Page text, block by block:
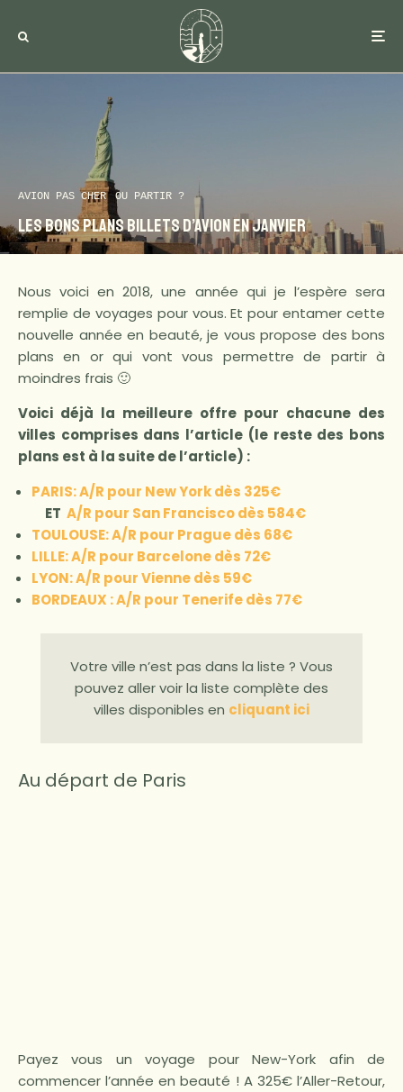
AVION PAS CHER OU PARTIR ?
Les bons plans billets d’avion en janvier
Nous voici en 2018, une année qui je l’espère sera
remplie de voyages pour vous. Et pour entamer cette
nouvelle année en beauté, je vous propose des bons
plans en or qui vont vous permettre de partir à
moindres frais 🙂
Voici déjà la meilleure offre pour chacune des
villes comprises dans l’article (le reste des bons
plans est à la suite de l’article) :
PARIS: A/R pour New York dès 325€
ET A/R pour San Francisco dès 584€
TOULOUSE: A/R pour Prague dès 68€
LILLE: A/R pour Barcelone dès 72€
LYON: A/R pour Vienne dès 59€
BORDEAUX : A/R pour Tenerife dès 77€
Votre ville n’est pas dans la liste ? Vous
pouvez aller voir la liste complète des
villes disponibles en cliquant ici
Au départ de Paris
Payez vous un voyage pour New-York afin de
commencer l’année en beauté ! A 325€ l’Aller-Retour,